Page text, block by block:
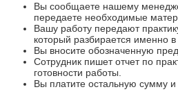
Вы сообщаете нашему
передаете необходимые
Вашу работу передают
который разбирается именно
Вы вносите обозначенную
Сотрудник пишет отчет по
готовности работы.
Вы платите остальную сумму и